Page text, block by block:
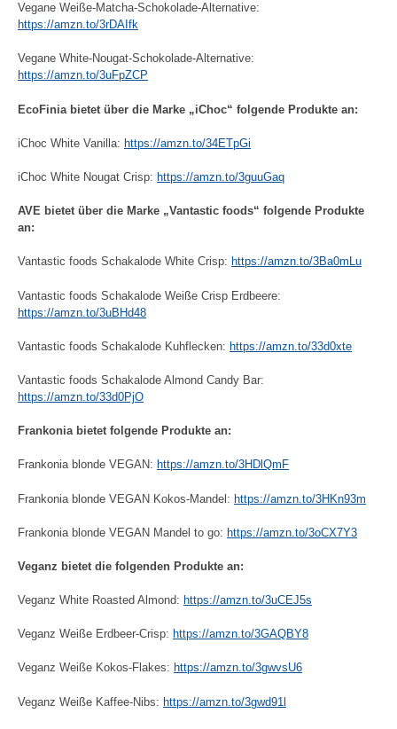
Vegane Weiße-Matcha-Schokolade-Alternative:
https://amzn.to/3rDAIfk
Vegane White-Nougat-Schokolade-Alternative:
https://amzn.to/3uFpZCP
EcoFinia bietet über die Marke „iChoc“ folgende Produkte an:
iChoc White Vanilla: https://amzn.to/34ETpGi
iChoc White Nougat Crisp: https://amzn.to/3guuGaq
AVE bietet über die Marke „Vantastic foods“ folgende Produkte
an:
Vantastic foods Schakalode White Crisp: https://amzn.to/3Ba0mLu
Vantastic foods Schakalode Weiße Crisp Erdbeere:
https://amzn.to/3uBHd48
Vantastic foods Schakalode Kuhflecken: https://amzn.to/33d0xte
Vantastic foods Schakalode Almond Candy Bar:
https://amzn.to/33d0PjO
Frankonia bietet folgende Produkte an:
Frankonia blonde VEGAN: https://amzn.to/3HDlQmF
Frankonia blonde VEGAN Kokos-Mandel: https://amzn.to/3HKn93m
Frankonia blonde VEGAN Mandel to go: https://amzn.to/3oCX7Y3
Veganz bietet die folgenden Produkte an:
Veganz White Roasted Almond: https://amzn.to/3uCEJ5s
Veganz Weiße Erdbeer-Crisp: https://amzn.to/3GAQBY8
Veganz Weiße Kokos-Flakes: https://amzn.to/3gwvsU6
Veganz Weiße Kaffee-Nibs: https://amzn.to/3gwd91l